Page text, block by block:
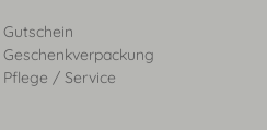
Gutschein
Geschenkverpackung
Pflege / Service